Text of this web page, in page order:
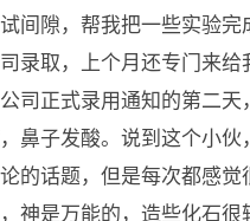
间隙，帮我把一些实验
录取，上个月还专门来
司正式录用通知的第二
鼻子发酸。说到这个小
的话题，但是每次都感
神是万能的，造些化石